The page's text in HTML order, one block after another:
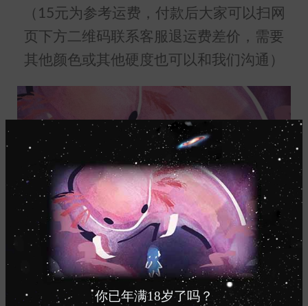
你已年满18岁了吗？
（15元为参考运费，付款后大家可以扫网
页下方二维码联系客服退运费差价，需要
其他颜色或其他硬度也可以和我们沟通）